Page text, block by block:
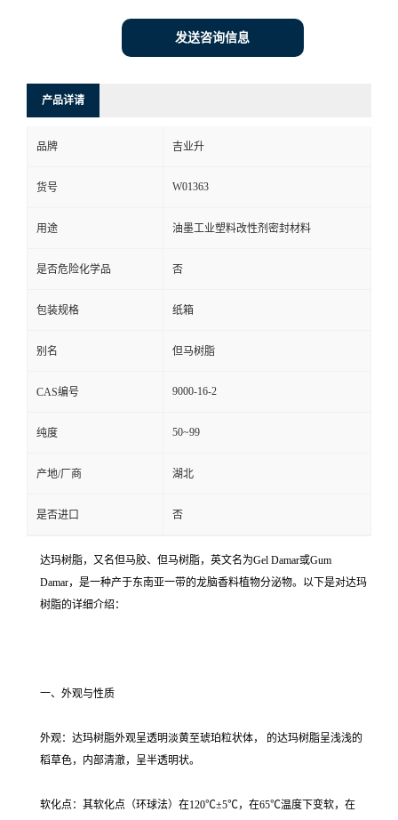
发送咨询信息
产品详请
品牌 吉业升
货号 W01363
用途 油墨工业塑料改性剂密封材料
是否危险化学品 否
包装规格 纸箱
别名 但马树脂
CAS编号 9000-16-2
纯度 50~99
产地/厂商 湖北
是否进口 否
达玛树脂，又名但马胶、但马树脂，英文名为Gel Damar或Gum
Damar，是一种产于东南亚一带的龙脑香料植物分泌物。以下是对达玛
树脂的详细介绍：
一、外观与性质
外观：达玛树脂外观呈透明淡黄至琥珀粒状体， 的达玛树脂呈浅浅的
稻草色，内部清澈，呈半透明状。
软化点：其软化点（环球法）在120℃±5℃，在65℃温度下变软，在